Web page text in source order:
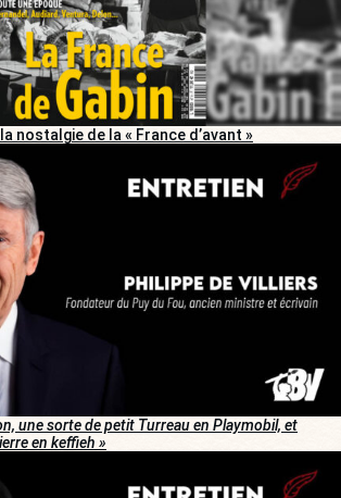
la nostalgie de la « France d’avant »
une sorte de petit Turreau en Playmobil, et
en keffieh »